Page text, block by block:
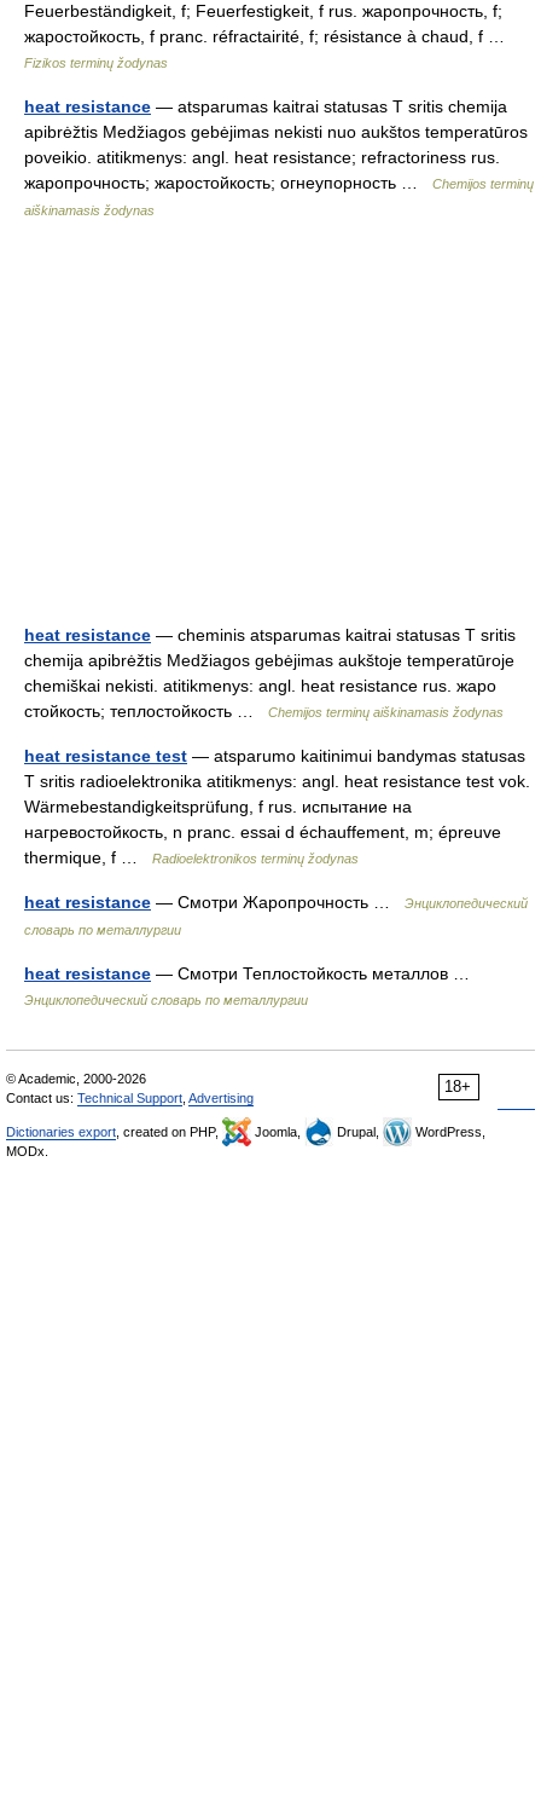
Feuerbeständigkeit, f; Feuerfestigkeit, f rus. жаропрочность, f;
жаростойкость, f pranc. réfractairité, f; résistance à chaud, f …
Fizikos terminų žodynas
heat resistance — atsparumas kaitrai statusas T sritis chemija
apibrėžtis Medžiagos gebėjimas nekisti nuo aukštos temperatūros
poveikio. atitikmenys: angl. heat resistance; refractoriness rus.
жаропрочность; жаростойкость; огнеупорность …
Chemijos terminų
aiškinamasis žodynas
heat resistance — cheminis atsparumas kaitrai statusas T sritis
chemija apibrėžtis Medžiagos gebėjimas aukštoje temperatūroje
chemiškai nekisti. atitikmenys: angl. heat resistance rus. жаро
стойкость; теплостойкость …
Chemijos terminų aiškinamasis žodynas
heat resistance test — atsparumo kaitinimui bandymas statusas
T sritis radioelektronika atitikmenys: angl. heat resistance test vok.
Wärmebestandigkeitsprüfung, f rus. испытание на
нагревостойкость, n pranc. essai d échauffement, m; épreuve
thermique, f …
Radioelektronikos terminų žodynas
heat resistance — Смотри Жаропрочность …
Энциклопедический
словарь по металлургии
heat resistance — Смотри Теплостойкость металлов …
Энциклопедический словарь по металлургии
18+
© Academic, 2000-2026
Contact us: Technical Support Advertising
Dictionaries export , created on PHP, Joomla, Drupal,
WordPress,
MODx.